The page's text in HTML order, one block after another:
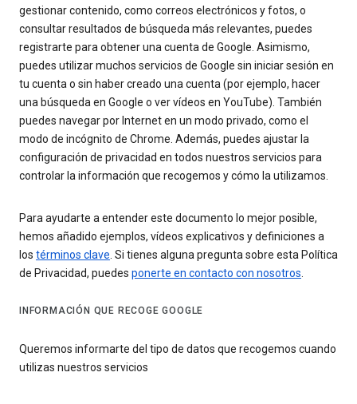
gestionar contenido, como correos electrónicos y fotos, o
consultar resultados de búsqueda más relevantes, puedes
registrarte para obtener una cuenta de Google. Asimismo,
puedes utilizar muchos servicios de Google sin iniciar sesión en
tu cuenta o sin haber creado una cuenta (por ejemplo, hacer
una búsqueda en Google o ver vídeos en YouTube). También
puedes navegar por Internet en un modo privado, como el
modo de incógnito de Chrome. Además, puedes ajustar la
configuración de privacidad en todos nuestros servicios para
controlar la información que recogemos y cómo la utilizamos.
Para ayudarte a entender este documento lo mejor posible,
hemos añadido ejemplos, vídeos explicativos y definiciones a
los términos clave. Si tienes alguna pregunta sobre esta Política
de Privacidad, puedes ponerte en contacto con nosotros.
INFORMACIÓN QUE RECOGE GOOGLE
Queremos informarte del tipo de datos que recogemos cuando
utilizas nuestros servicios